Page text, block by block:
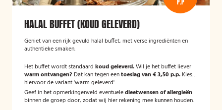
P.P
HALAL BUFFET (KOUD GELEVERD)
Geniet van een rijk gevuld halal buffet, met verse ingrediënten en
authentieke smaken.
Het buffet wordt standaard koud geleverd.Wil je het buffet liever
warm ontvangen? Dat kan tegen eentoeslag van € 3,50 p.p. Kies
hiervoor de variant 'warm geleverd'.
Geef in het opmerkingenveld eventueledieetwensen of allergieën
binnen de groep door, zodat wij hier rekening mee kunnen houden.